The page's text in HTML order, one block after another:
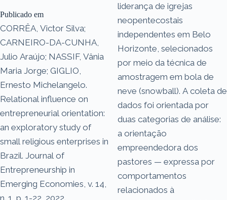
Publicado em
CORRÊA, Victor Silva;
CARNEIRO-DA-CUNHA,
Julio Araújo; NASSIF, Vânia
Maria Jorge; GIGLIO,
Ernesto Michelangelo.
Relational influence on
entrepreneurial orientation:
an exploratory study of
small religious enterprises in
Brazil. Journal of
Entrepreneurship in
Emerging Economies, v. 14,
n. 1, p. 1-22, 2022.
liderança de igrejas
neopentecostais
independentes em Belo
Horizonte, selecionados
por meio da técnica de
amostragem em bola de
neve (snowball). A coleta de
dados foi orientada por
duas categorias de análise:
a orientação
empreendedora dos
pastores — expressa por
comportamentos
relacionados à